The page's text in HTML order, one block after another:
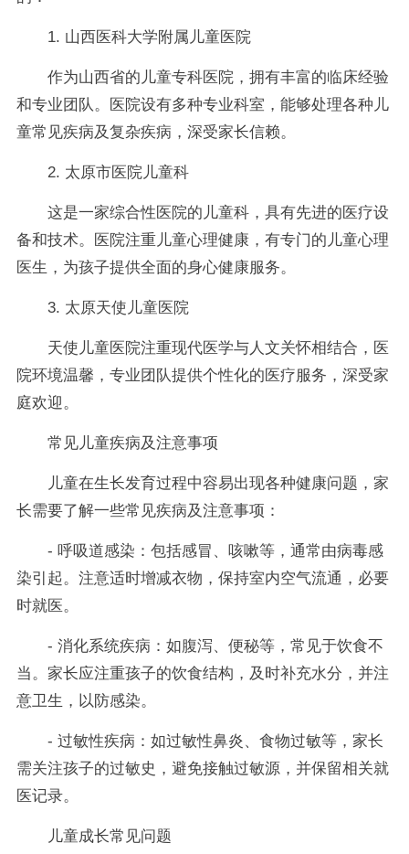
1. 山西医科大学附属儿童医院
作为山西省的儿童专科医院，拥有丰富的临床经验
和专业团队。医院设有多种专业科室，能够处理各种儿
童常见疾病及复杂疾病，深受家长信赖。
2. 太原市医院儿童科
这是一家综合性医院的儿童科，具有先进的医疗设
备和技术。医院注重儿童心理健康，有专门的儿童心理
医生，为孩子提供全面的身心健康服务。
3. 太原天使儿童医院
天使儿童医院注重现代医学与人文关怀相结合，医
院环境温馨，专业团队提供个性化的医疗服务，深受家
庭欢迎。
常见儿童疾病及注意事项
儿童在生长发育过程中容易出现各种健康问题，家
长需要了解一些常见疾病及注意事项：
- 呼吸道感染：包括感冒、咳嗽等，通常由病毒感
染引起。注意适时增减衣物，保持室内空气流通，必要
时就医。
- 消化系统疾病：如腹泻、便秘等，常见于饮食不
当。家长应注重孩子的饮食结构，及时补充水分，并注
意卫生，以防感染。
- 过敏性疾病：如过敏性鼻炎、食物过敏等，家长
需关注孩子的过敏史，避免接触过敏源，并保留相关就
医记录。
儿童成长常见问题